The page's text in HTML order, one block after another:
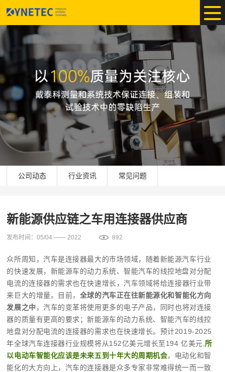
公司动态 行业资讯 常见问题
新能源供应链之车用连接器供应商
发布时间：05/04 —— 2022 892
众所周知，汽车是连接器最大的市场领域，随着新能源汽车行业
的快速发展， 新能源车的动力系统、智能汽车的线控地盘对分配
电流的连接器的需求也在快速增长，汽车领域将给连接器行业带
来巨大的增量。目前， 全球的汽车正在往新能源化和智能化方向
发展之中，汽车的变革将使用更多的电子产品，同时也将对连接
器的质量有更高的要求 ；新能源车的动力系统、智能汽车的线控
地盘对分配电流的连接器的需求也在快速增长。预计2019-2025
年全球汽车连接器行业规模将从152亿美元增长至194 亿美元, 所
以电动车智能化应该是未来五到十年大的周期机会，电动化和智
能化的大方向上，汽车的连接器是众多专家非常难得统一而一致